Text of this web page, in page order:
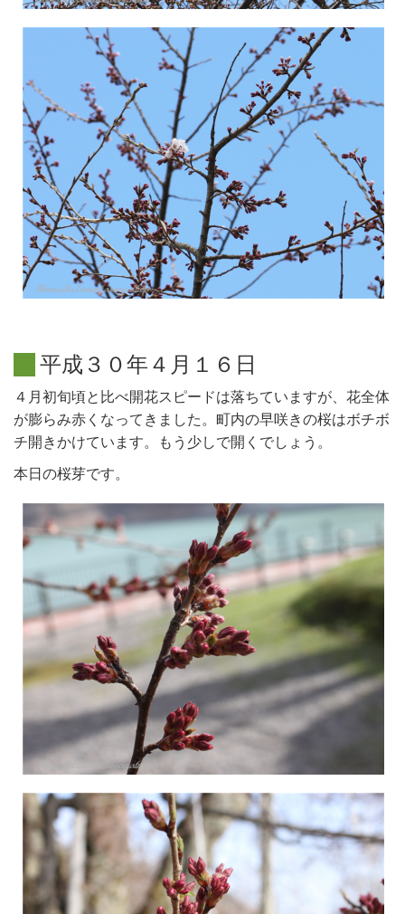
平成 ３ ０年 ４ 月 １ ６ 日
４月初旬頃と比べ開花スピードは落ちていますが、花全体
が膨らみ赤くなってきました。町内の早咲きの桜はボチボ
チ開きかけています。もう少しで開くでしょう。
本日の桜芽です。